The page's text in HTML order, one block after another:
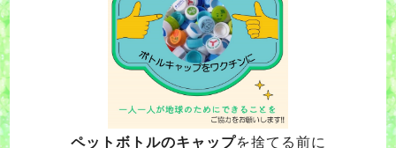
ペットボトルのキャップを捨てる前に